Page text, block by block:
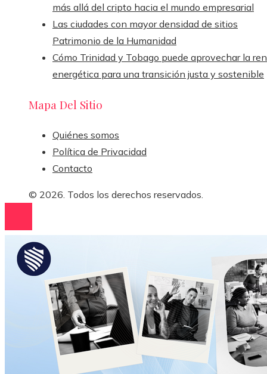
más allá del cripto hacia el mundo empresarial
Las ciudades con mayor densidad de sitios
Patrimonio de la Humanidad
Cómo Trinidad y Tobago puede aprovechar la
energética para una transición justa y sostenible
Mapa Del Sitio
Quiénes somos
Política de Privacidad
Contacto
© 2026. Todos los derechos reservados.